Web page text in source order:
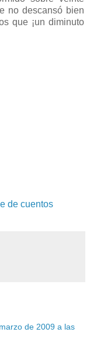
no descansó bien
que ¡un diminuto
de cuentos
de 2009 a las